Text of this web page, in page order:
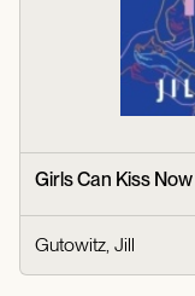
Girls Can Kiss Now
Gutowitz, Jill